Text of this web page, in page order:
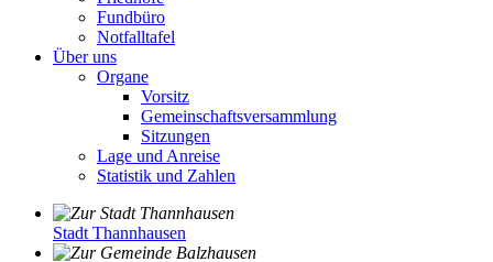
Fundbüro
Notfalltafel
Über uns
Organe
Vorsitz
Gemeinschaftsversammlung
Sitzungen
Lage und Anreise
Statistik und Zahlen
Stadt Thannhausen